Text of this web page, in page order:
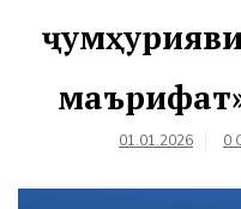
01.01.2026 0